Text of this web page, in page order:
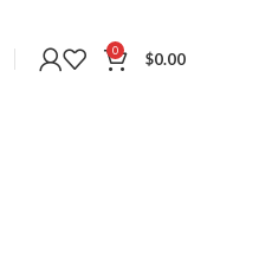
0 $0.00